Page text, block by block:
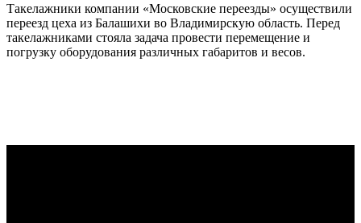
Такелажники компании «Московские переезды» осуществили
переезд цеха из Балашихи во Владимирскую область. Перед
такелажниками стояла задача провести перемещение и
погрузку оборудования различных габаритов и весов.